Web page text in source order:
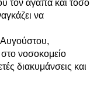
τον αγαπά και τόσο
να
νοσοκομείο
διακυμάνσεις και